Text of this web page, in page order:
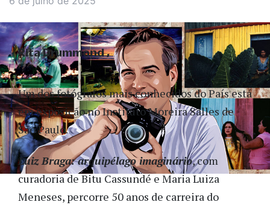
Um dos fotógrafos mais conhecidos do País está
em exposição no Instituto Moreira Salles de
São Paulo.
Luiz Braga: arquipélago imaginário, com
curadoria de Bitu Cassundé e Maria Luiza
Meneses, percorre 50 anos de carreira do
Rita Drummond